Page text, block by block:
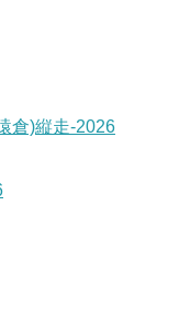
倉)縦走-2026